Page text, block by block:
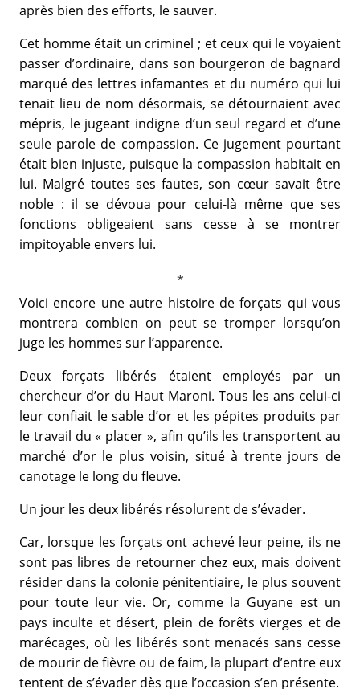
après bien des efforts, le sauver.
Cet homme était un criminel ; et ceux qui le voyaient
passer d’ordinaire, dans son bourgeron de bagnard
marqué des lettres infamantes et du numéro qui lui
tenait lieu de nom désormais, se détournaient avec
mépris, le jugeant indigne d’un seul regard et d’une
seule parole de compassion. Ce jugement pourtant
était bien injuste, puisque la compassion habitait en
lui. Malgré toutes ses fautes, son cœur savait être
noble : il se dévoua pour celui-là même que ses
fonctions obligeaient sans cesse à se montrer
impitoyable envers lui.
Voici encore une autre histoire de forçats qui vous
montrera combien on peut se tromper lorsqu’on
juge les hommes sur l’apparence.
Deux forçats libérés étaient employés par un
chercheur d’or du Haut Maroni. Tous les ans celui-ci
leur confiait le sable d’or et les pépites produits par
le travail du « placer », afin qu’ils les transportent au
marché d’or le plus voisin, situé à trente jours de
canotage le long du fleuve.
Un jour les deux libérés résolurent de s’évader.
Car, lorsque les forçats ont achevé leur peine, ils ne
sont pas libres de retourner chez eux, mais doivent
résider dans la colonie pénitentiaire, le plus souvent
pour toute leur vie. Or, comme la Guyane est un
pays inculte et désert, plein de forêts vierges et de
marécages, où les libérés sont menacés sans cesse
de mourir de fièvre ou de faim, la plupart d’entre eux
tentent de s’évader dès que l’occasion s’en présente.